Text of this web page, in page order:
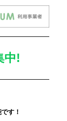
中!
す！